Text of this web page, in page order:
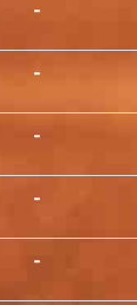
-
-
-
-
-